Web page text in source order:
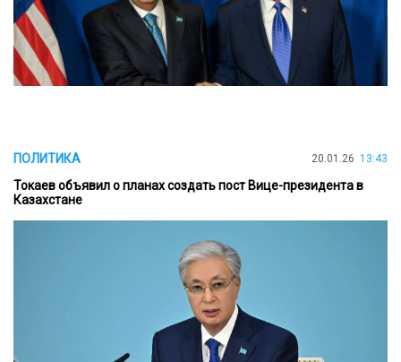
ПОЛИТИКА 20.01.26 13:43
Токаев объявил о планах создать пост Вице-президента в
Казахстане